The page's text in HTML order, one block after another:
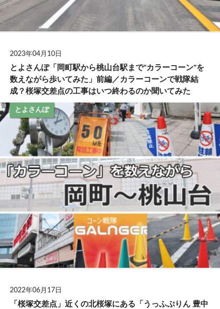
2023年04月10日
とよさんぽ「岡町駅から桃山台駅まで"カラーコーン"を
数えながら歩いてみた」前編／カラーコーンで戦隊結
成？桜塚交差点の工事はいつ終わるのか聞いてみた
とよさんぽ
2022年06月17日
「桜塚交差点」近くの北桜塚にある「うっふぷりん 豊中